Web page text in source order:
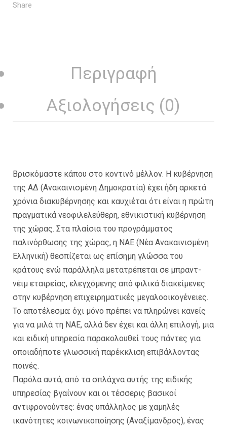
Share
Περιγραφή
Αξιολογήσεις (0)
Βρισκόμαστε κάπου στο κοντινό μέλλον. Η κυβέρνηση
της ΑΔ (Ανακαινισμένη Δημοκρατία) έχει ήδη αρκετά
χρόνια διακυβέρνησης και καυχιέται ότι είναι η πρώτη
πραγματικά νεοφιλελεύθερη, εθνικιστική κυβέρνηση
της χώρας. Στα πλαίσια του προγράμματος
παλινόρθωσης της χώρας, η ΝΑΕ (Νέα Ανακαινισμένη
Ελληνική) θεσπίζεται ως επίσημη γλώσσα του
κράτους ενώ παράλληλα μετατρέπεται σε μπραντ-
νέιμ εταιρείας, ελεγχόμενης από φιλικά διακείμενες
στην κυβέρνηση επιχειρηματικές μεγαλοοικογένειες.
Το αποτέλεσμα: όχι μόνο πρέπει να πληρώνει κανείς
για να μιλά τη ΝΑΕ, αλλά δεν έχει και άλλη επιλογή, μια
και ειδική υπηρεσία παρακολουθεί τους πάντες για
οποιαδήποτε γλωσσική παρέκκλιση επιβάλλοντας
ποινές.
Παρόλα αυτά, από τα σπλάχνα αυτής της ειδικής
υπηρεσίας βγαίνουν και οι τέσσερις βασικοί
αντιφρονούντες: ένας υπάλληλος με χαμηλές
ικανότητες κοινωνικοποίησης (Αναξίμανδρος), ένας